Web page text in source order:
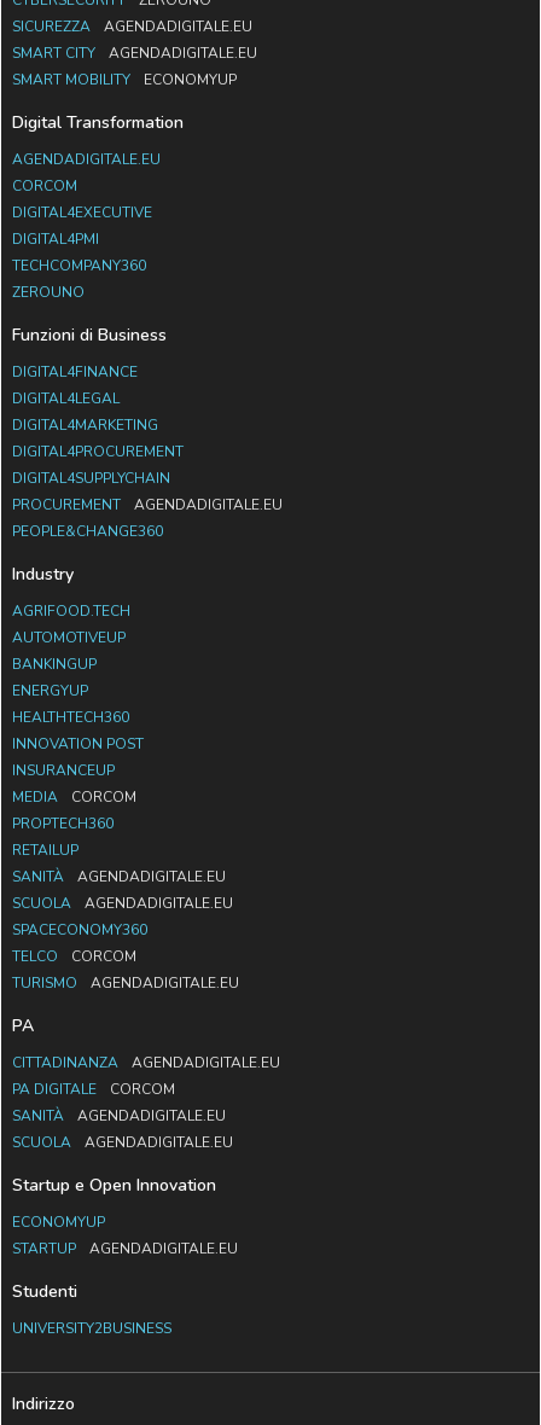
SICUREZZA
AGENDADIGITALE.EU
SMART CITY
AGENDADIGITALE.EU
SMART MOBILITY
ECONOMYUP
Digital Transformation
AGENDADIGITALE.EU
CORCOM
DIGITAL4EXECUTIVE
DIGITAL4PMI
TECHCOMPANY360
ZEROUNO
Funzioni di Business
DIGITAL4FINANCE
DIGITAL4LEGAL
DIGITAL4MARKETING
DIGITAL4PROCUREMENT
DIGITAL4SUPPLYCHAIN
PROCUREMENT
AGENDADIGITALE.EU
PEOPLE&CHANGE360
Industry
AGRIFOOD.TECH
AUTOMOTIVEUP
BANKINGUP
ENERGYUP
HEALTHTECH360
INNOVATION POST
INSURANCEUP
MEDIA
CORCOM
PROPTECH360
RETAILUP
SANITÀ
AGENDADIGITALE.EU
SCUOLA
AGENDADIGITALE.EU
SPACECONOMY360
TELCO
CORCOM
TURISMO
AGENDADIGITALE.EU
PA
CITTADINANZA
AGENDADIGITALE.EU
PA DIGITALE
CORCOM
SANITÀ
AGENDADIGITALE.EU
SCUOLA
AGENDADIGITALE.EU
Startup e Open Innovation
ECONOMYUP
STARTUP
AGENDADIGITALE.EU
Studenti
UNIVERSITY2BUSINESS
Indirizzo